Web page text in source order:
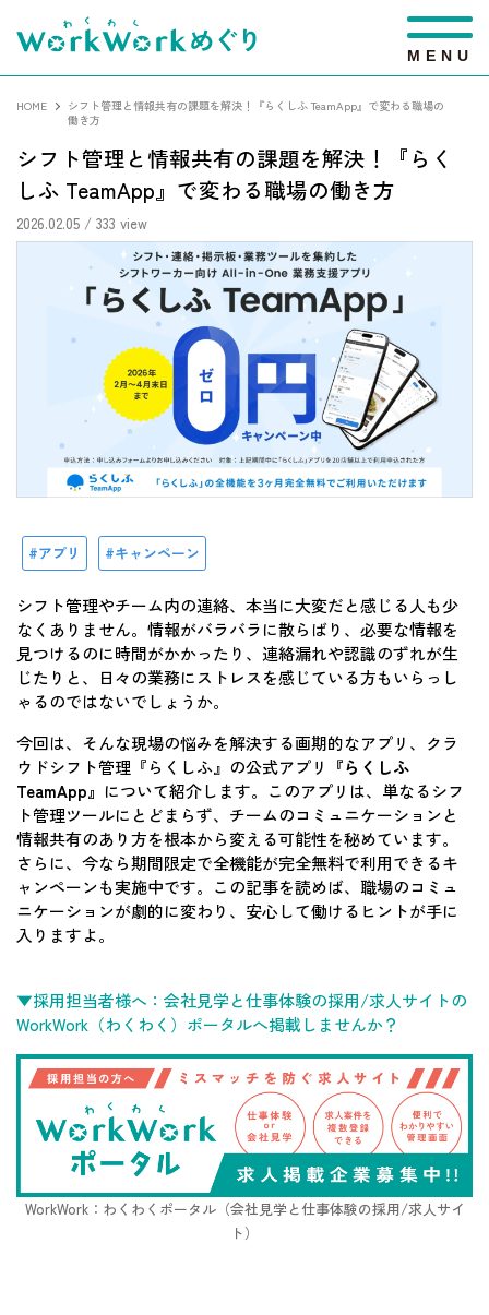
M E N U
HOME
シフト管理と情報共有の課題を解決！『らくしふ TeamApp』で変わる職場の
働き方
シフト管理と情報共有の課題を解決！『らく
しふ TeamApp』で変わる職場の働き方
2026.02.05 / 333 view
アプリ キャンペーン
シフト管理やチーム内の連絡、本当に大変だと感じる人も少
なくありません。情報がバラバラに散らばり、必要な情報を
見つけるのに時間がかかったり、連絡漏れや認識のずれが生
じたりと、日々の業務にストレスを感じている方もいらっし
ゃるのではないでしょうか。
今回は、そんな現場の悩みを解決する画期的なアプリ、クラ
ウドシフト管理『らくしふ』の公式アプリ
『らくしふ
TeamApp』 について紹介します。このアプリは、単なるシフ
ト管理ツールにとどまらず、チームのコミュニケーションと
情報共有のあり方を根本から変える可能性を秘めています。
さらに、今なら期間限定で全機能が完全無料で利用できるキ
ャンペーンも実施中です。この記事を読めば、職場のコミュ
ニケーションが劇的に変わり、安心して働けるヒントが手に
入りますよ。
▼採用担当者様へ：会社見学と仕事体験の採用/求人サイトの
WorkWork（わくわく）ポータルへ掲載しませんか？
WorkWork：わくわくポータル（会社見学と仕事体験の採用/求人サイ
ト）